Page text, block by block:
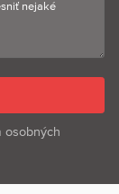
osobných